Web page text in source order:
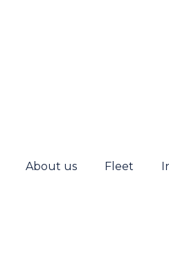
About us Fleet